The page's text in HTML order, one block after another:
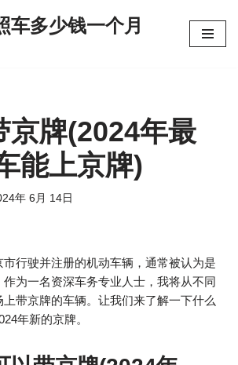
车多少钱一个月
京牌(2024年最
能上京牌)
年 6月 14日
行驶并注册的机动车辆，通常被认为是
为一名资深车务专业人士，我将从不同
带京牌的车辆。让我们来了解一下什么
年新的京牌。